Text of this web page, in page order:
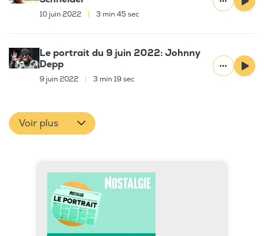
10 juin 2022 3 min 45 sec
Le portrait du 9 juin 2022: Johnny
Depp
9 juin 2022 3 min 19 sec
Voir plus